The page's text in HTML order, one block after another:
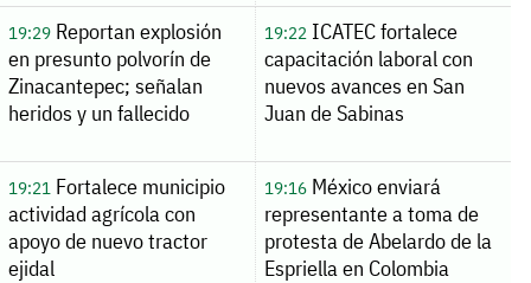
19:29Reportan explosión
en presunto polvorín de
Zinacantepec; señalan
heridos y un fallecido
19:22ICATEC fortalece
capacitación laboral con
nuevos avances en San
Juan de Sabinas
19:21 Fortalece municipio
actividad agrícola con
apoyo de nuevo tractor
ejidal
19:16México enviará
representante a toma de
protesta de Abelardo de la
Espriella en Colombia